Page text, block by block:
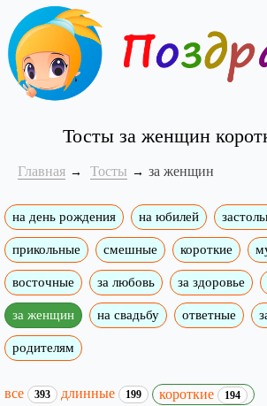
Тосты за женщин
Главная Тосты за женщин
на день рождения на юбилей
прикольные смешные короткие
восточные за любовь за здоровье
за женщин на свадьбу ответные
родителям
все 393 длинные 199 короткие 194